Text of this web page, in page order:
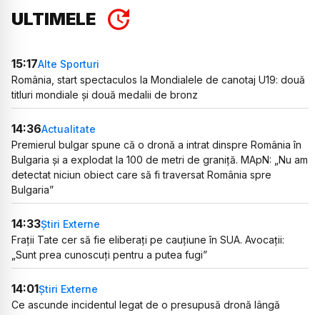
ULTIMELE
15:17Alte Sporturi
România, start spectaculos la Mondialele de canotaj U19: două
titluri mondiale și două medalii de bronz
14:36Actualitate
Premierul bulgar spune că o dronă a intrat dinspre România în
Bulgaria și a explodat la 100 de metri de graniță. MApN: „Nu am
detectat niciun obiect care să fi traversat România spre
Bulgaria”
14:33Știri Externe
Frații Tate cer să fie eliberați pe cauțiune în SUA. Avocații:
„Sunt prea cunoscuți pentru a putea fugi”
14:01Știri Externe
Ce ascunde incidentul legat de o presupusă dronă lângă